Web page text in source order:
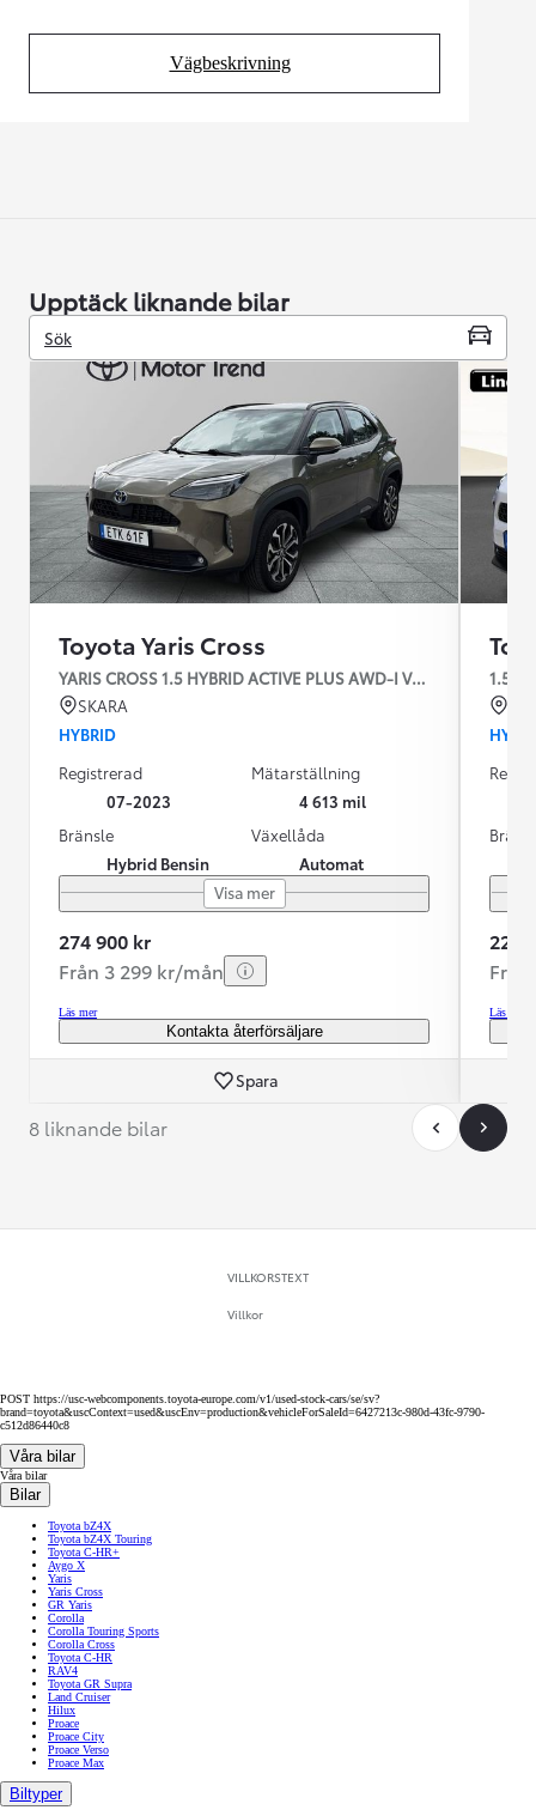
Vägbeskrivning
(Opens in new tab)
Upptäck liknande bilar
Sök
Toyota Yaris Cross
YARIS CROSS 1.5 HYBRID ACTIVE PLUS AWD-I VINTERHJUL
SKARA
HYBRID
Registrerad
07-2023
Mätarställning
4 613 mil
Bränsle
Hybrid Bensin
Växellåda
Automat
Visa mer
274 900 kr
Från 3 299 kr/mån
Läs mer
Kontakta återförsäljare
Spara
1.5
229
Läs mer
8 liknande bilar
VILLKORSTEXT
Villkor
POST https://usc-webcomponents.toyota-europe.com/v1/used-stock-cars/se/sv?
brand=toyota&uscContext=used&uscEnv=production&vehicleForSaleId=6427213c-980d-43fc-9790-
c512d86440c8
Våra bilar
Våra bilar
Bilar
Toyota bZ4X
Toyota bZ4X Touring
Toyota C-HR+
Aygo X
Yaris
Yaris Cross
GR Yaris
Corolla
Corolla Touring Sports
Corolla Cross
Toyota C-HR
RAV4
Toyota GR Supra
Land Cruiser
Hilux
Proace
Proace City
Proace Verso
Proace Max
Biltyper